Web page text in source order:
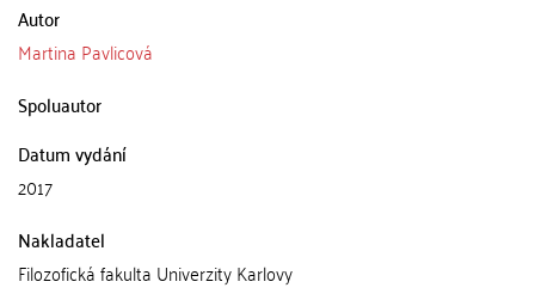
Autor
Martina Pavlicová
Spoluautor
Datum vydání
2017
Nakladatel
Filozofická fakulta Univerzity Karlovy